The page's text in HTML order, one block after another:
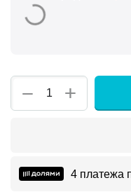
+
−
4 платежа